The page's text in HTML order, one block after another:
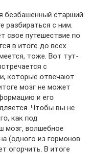
безбашенный старший
разбираться с ним.
свое путешествие по
в итоге до всех
тоже. Вот тут-
с
которые отвечают
мозг не может
и его
Чтобы вы не
как под
мозг, волшебное
(одного из гормонов
огорчить. В итоге